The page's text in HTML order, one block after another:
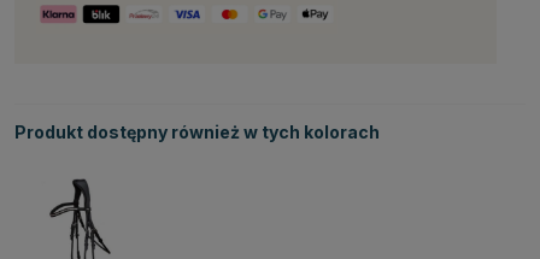
Produkt dostępny również w tych kolorach